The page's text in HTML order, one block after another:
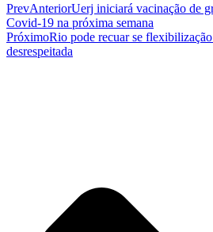
PrevAnteriorUerj iniciará vacinação de
Covid-19 na próxima semana
PróximoRio pode recuar se
desrespeitada